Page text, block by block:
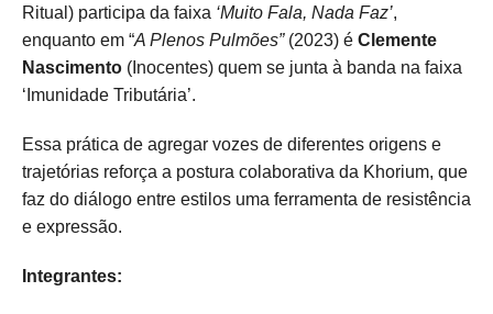
Ritual) participa da faixa ‘Muito Fala, Nada Faz’,
enquanto em “A Plenos Pulmões”(2023) é Clemente
Nascimento (Inocentes) quem se junta à banda na faixa
‘Imunidade Tributária’.
Essa prática de agregar vozes de diferentes origens e
trajetórias reforça a postura colaborativa da Khorium, que
faz do diálogo entre estilos uma ferramenta de resistência
e expressão.
Integrantes: